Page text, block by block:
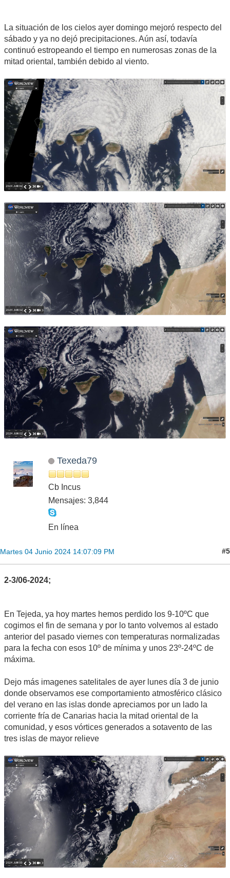
La situación de los cielos ayer domingo mejoró respecto del
sábado y ya no dejó precipitaciones. Aún así, todavía
continuó estropeando el tiempo en numerosas zonas de la
mitad oriental, también debido al viento.
Texeda79
Cb Incus
Mensajes: 3,844
En línea
Martes 04 Junio 2024 14:07:09 PM #5
2-3/06-2024;
En Tejeda, ya hoy martes hemos perdido los 9-10ºC que
cogimos el fin de semana y por lo tanto volvemos al estado
anterior del pasado viernes con temperaturas normalizadas
para la fecha con esos 10º de mínima y unos 23º-24ºC de
máxima.
Dejo más imagenes satelitales de ayer lunes día 3 de junio
donde observamos ese comportamiento atmosférico clásico
del verano en las islas donde apreciamos por un lado la
corriente fría de Canarias hacia la mitad oriental de la
comunidad, y esos vórtices generados a sotavento de las
tres islas de mayor relieve